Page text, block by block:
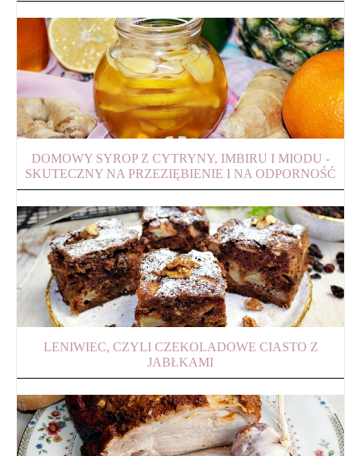
DOMOWY SYROP Z CYTRYNY, IMBIRU I MIODU -
SKUTECZNY NA PRZEZIĘBIENIE I NA ODPORNOŚĆ
LENIWIEC, CZYLI CZEKOLADOWE CIASTO Z
JABŁKAMI